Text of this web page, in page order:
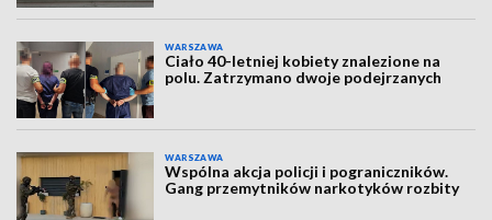
WARSZAWA
Ciało 40-letniej kobiety znalezione na
polu. Zatrzymano dwoje podejrzanych
WARSZAWA
Wspólna akcja policji i pograniczników.
Gang przemytników narkotyków rozbity